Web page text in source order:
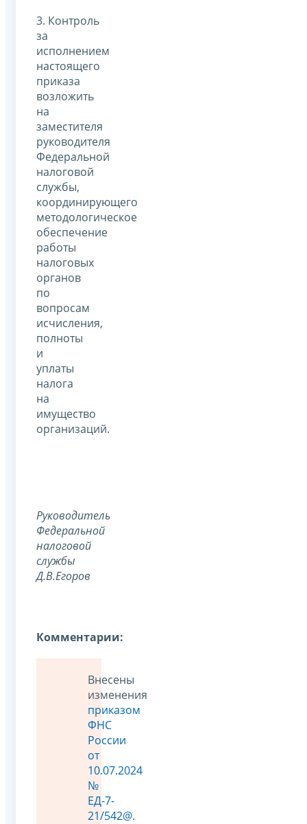
3. Контроль
за
исполнением
настоящего
приказа
возложить
на
заместителя
руководителя
Федеральной
налоговой
службы,
координирующего
методологическое
обеспечение
работы
налоговых
органов
по
вопросам
исчисления,
полноты
и
уплаты
налога
на
имущество
организаций.
Руководитель
Федеральной
налоговой
службы
Д.В.Егоров
Комментарии:
Внесены
изменения
приказом
ФНС
России
от
10.07.2024
№
ЕД-7-
21/542@.